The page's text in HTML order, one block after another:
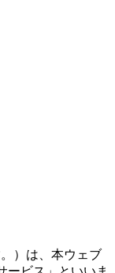
）は、本ウェブ